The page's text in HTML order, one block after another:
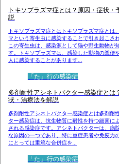
トキソプラズマ症とは？原因・症状・
説
トキソプラズマ症とはトキソプラズマ症とは
マという寄生虫に感染することで引き起こさ
この寄生虫は、感染源として猫や野生動物が
す。トキソプラズマは、感染した動物の糞便
人に感染することがあります...
「た」行の感染症
多剤耐性アシネトバクター感染症とは
状・治療法を解説
多剤耐性アシネトバクター感染症とは多剤耐
ター感染症は、抗生物質に耐性を持つ細菌に
される感染症です。アシネトバクターは、病
な原因の一つであり、特に重症患者や免疫力
にとっては重篤な合併症を...
「た」行の感染症